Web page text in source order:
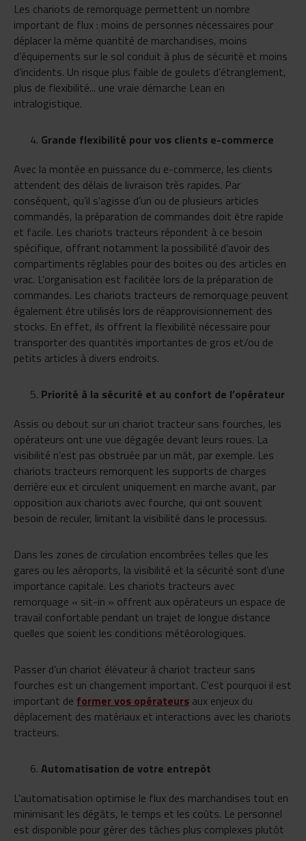
Les chariots de remorquage permettent un nombre
important de flux : moins de personnes nécessaires pour
déplacer la même quantité de marchandises, moins
d’équipements sur le sol conduit à plus de sécurité et moins
d’incidents. Un risque plus faible de goulets d’étranglement,
plus de flexibilité... une vraie démarche Lean en
intralogistique.
Grande flexibilité pour vos clients e-commerce
Avec la montée en puissance du e-commerce, les clients
attendent des délais de livraison très rapides. Par
conséquent, qu’il s’agisse d’un ou de plusieurs articles
commandés, la préparation de commandes doit être rapide
et facile. Les chariots tracteurs répondent à ce besoin
spécifique, offrant notamment la possibilité d’avoir des
compartiments réglables pour des boites ou des articles en
vrac. L’organisation est facilitée lors de la préparation de
commandes. Les chariots tracteurs de remorquage peuvent
également être utilisés lors de réapprovisionnement des
stocks. En effet, ils offrent la flexibilité nécessaire pour
transporter des quantités importantes de gros et/ou de
petits articles à divers endroits.
Priorité à la sécurité et au confort de l’opérateur
Assis ou debout sur un chariot tracteur sans fourches, les
opérateurs ont une vue dégagée devant leurs roues. La
visibilité n’est pas obstruée par un mât, par exemple. Les
chariots tracteurs remorquent les supports de charges
derrière eux et circulent uniquement en marche avant, par
opposition aux chariots avec fourche, qui ont souvent
besoin de reculer, limitant la visibilité dans le processus.
Dans les zones de circulation encombrées telles que les
gares ou les aéroports, la visibilité et la sécurité sont d’une
importance capitale. Les chariots tracteurs avec
remorquage « sit-in » offrent aux opérateurs un espace de
travail confortable pendant un trajet de longue distance
quelles que soient les conditions météorologiques.
Passer d’un chariot élévateur à chariot tracteur sans
fourches est un changement important. C’est pourquoi il est
important de former vos opérateurs aux enjeux du
déplacement des matériaux et interactions avec les chariots
tracteurs.
Automatisation de votre entrepôt
L’automatisation optimise le flux des marchandises tout en
minimisant les dégâts, le temps et les coûts. Le personnel
est disponible pour gérer des tâches plus complexes plutôt